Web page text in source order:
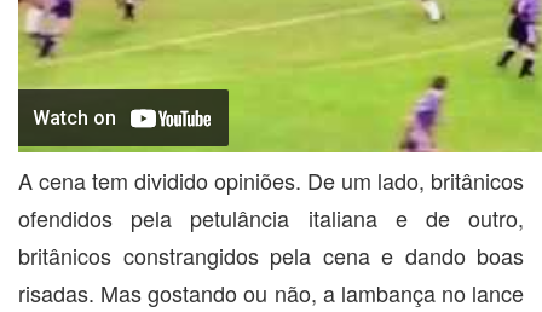
A cena tem dividido opiniões. De um lado, britânicos
ofendidos pela petulância italiana e de outro,
britânicos constrangidos pela cena e dando boas
risadas. Mas gostando ou não, a lambança no lance